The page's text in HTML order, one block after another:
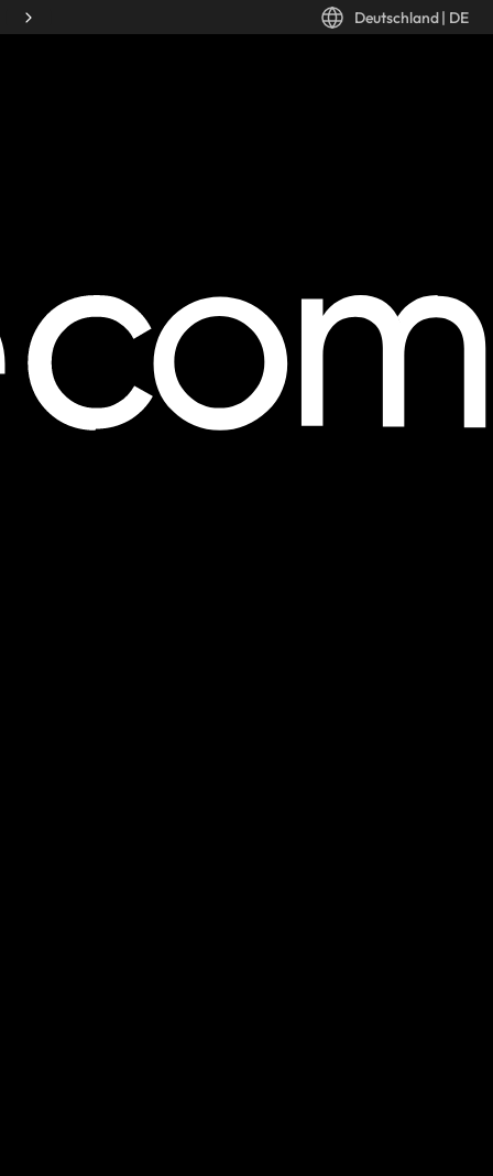
Desktop: Deutschland, DE
Deutschland| DE